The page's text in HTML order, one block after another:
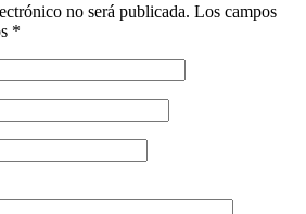
no será publicada. Los campos
*